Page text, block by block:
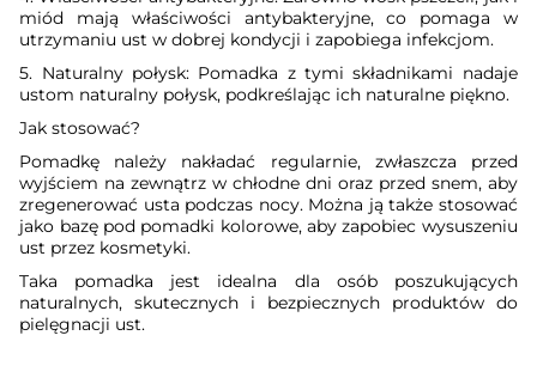
miód mają właściwości antybakteryjne, co pomaga w
utrzymaniu ust w dobrej kondycji i zapobiega infekcjom.
5. Naturalny połysk: Pomadka z tymi składnikami nadaje
ustom naturalny połysk, podkreślając ich naturalne piękno.
Jak stosować?
Pomadkę należy nakładać regularnie, zwłaszcza przed
wyjściem na zewnątrz w chłodne dni oraz przed snem, aby
zregenerować usta podczas nocy. Można ją także stosować
jako bazę pod pomadki kolorowe, aby zapobiec wysuszeniu
ust przez kosmetyki.
Taka pomadka jest idealna dla osób poszukujących
naturalnych, skutecznych i bezpiecznych produktów do
pielęgnacji ust.